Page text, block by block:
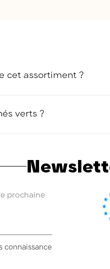
cet assortiment ?
(autour de 75°C)
verts ?
prochaine
connaissance